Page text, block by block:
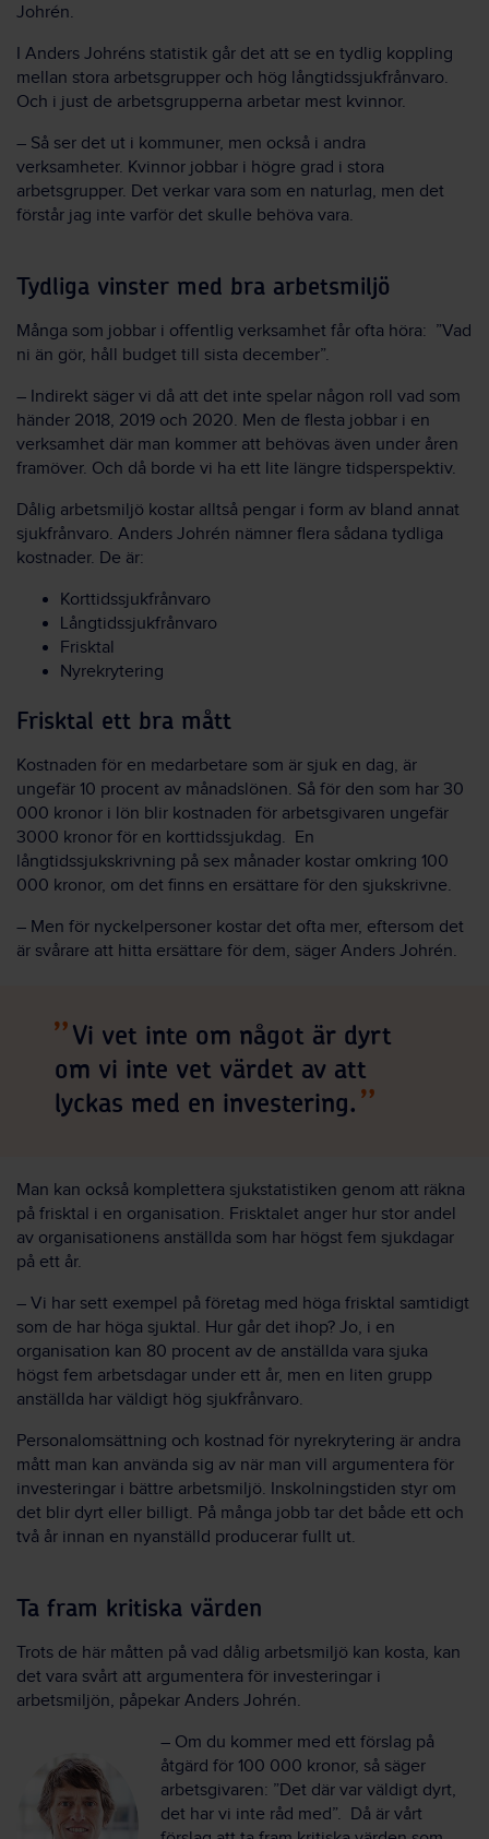
Johrén.
I Anders Johréns statistik går det att se en tydlig koppling
mellan stora arbetsgrupper och hög långtidssjukfrånvaro.
Och i just de arbetsgrupperna arbetar mest kvinnor.
– Så ser det ut i kommuner, men också i andra
verksamheter. Kvinnor jobbar i högre grad i stora
arbetsgrupper. Det verkar vara som en naturlag, men det
förstår jag inte varför det skulle behöva vara.
Tydliga vinster med bra arbetsmiljö
Många som jobbar i offentlig verksamhet får ofta höra: ”Vad
ni än gör, håll budget till sista december”.
– Indirekt säger vi då att det inte spelar någon roll vad som
händer 2018, 2019 och 2020. Men de flesta jobbar i en
verksamhet där man kommer att behövas även under åren
framöver. Och då borde vi ha ett lite längre tidsperspektiv.
Dålig arbetsmiljö kostar alltså pengar i form av bland annat
sjukfrånvaro. Anders Johrén nämner flera sådana tydliga
kostnader. De är:
Korttidssjukfrånvaro
Långtidssjukfrånvaro
Frisktal
Nyrekrytering
Frisktal ett bra mått
Kostnaden för en medarbetare som är sjuk en dag, är
ungefär 10 procent av månadslönen. Så för den som har 30
000 kronor i lön blir kostnaden för arbetsgivaren ungefär
3000 kronor för en korttidssjukdag. En
långtidssjukskrivning på sex månader kostar omkring 100
000 kronor, om det finns en ersättare för den sjukskrivne.
– Men för nyckelpersoner kostar det ofta mer, eftersom det
är svårare att hitta ersättare för dem, säger Anders Johrén.
Vi vet inte om något är dyrt
om vi inte vet värdet av att
lyckas med en investering.
Man kan också komplettera sjukstatistiken genom att räkna
på frisktal i en organisation. Frisktalet anger hur stor andel
av organisationens anställda som har högst fem sjukdagar
på ett år.
– Vi har sett exempel på företag med höga frisktal samtidigt
som de har höga sjuktal. Hur går det ihop? Jo, i en
organisation kan 80 procent av de anställda vara sjuka
högst fem arbetsdagar under ett år, men en liten grupp
anställda har väldigt hög sjukfrånvaro.
Personalomsättning och kostnad för nyrekrytering är andra
mått man kan använda sig av när man vill argumentera för
investeringar i bättre arbetsmiljö. Inskolningstiden styr om
det blir dyrt eller billigt. På många jobb tar det både ett och
två år innan en nyanställd producerar fullt ut.
Ta fram kritiska värden
Trots de här måtten på vad dålig arbetsmiljö kan kosta, kan
det vara svårt att argumentera för investeringar i
arbetsmiljön, påpekar Anders Johrén.
– Om du kommer med ett förslag på
åtgärd för 100 000 kronor, så säger
arbetsgivaren: ”Det där var väldigt dyrt,
det har vi inte råd med”. Då är vårt